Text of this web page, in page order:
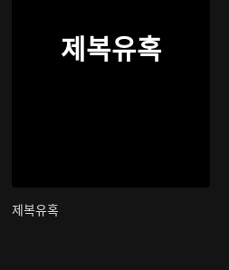
제복유혹
제복유혹